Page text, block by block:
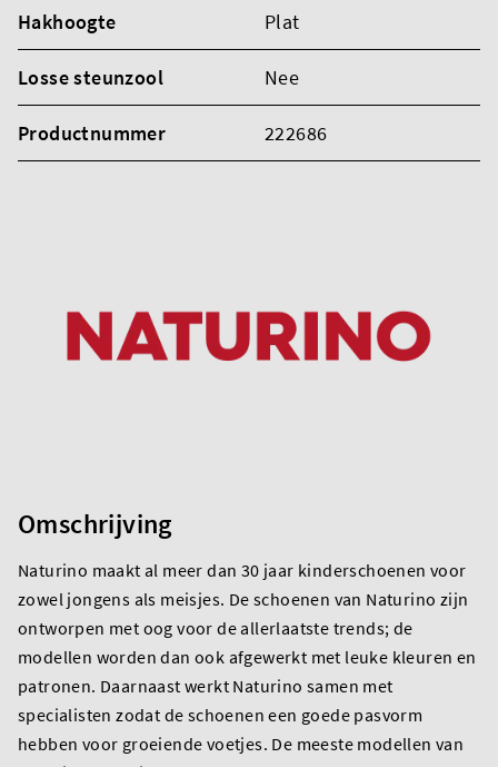
Hakhoogte Plat
Losse steunzool Nee
Productnummer 222686
Omschrijving
Naturino maakt al meer dan 30 jaar kinderschoenen voor
zowel jongens als meisjes. De schoenen van Naturino zijn
ontworpen met oog voor de allerlaatste trends; de
modellen worden dan ook afgewerkt met leuke kleuren en
patronen. Daarnaast werkt Naturino samen met
specialisten zodat de schoenen een goede pasvorm
hebben voor groeiende voetjes. De meeste modellen van